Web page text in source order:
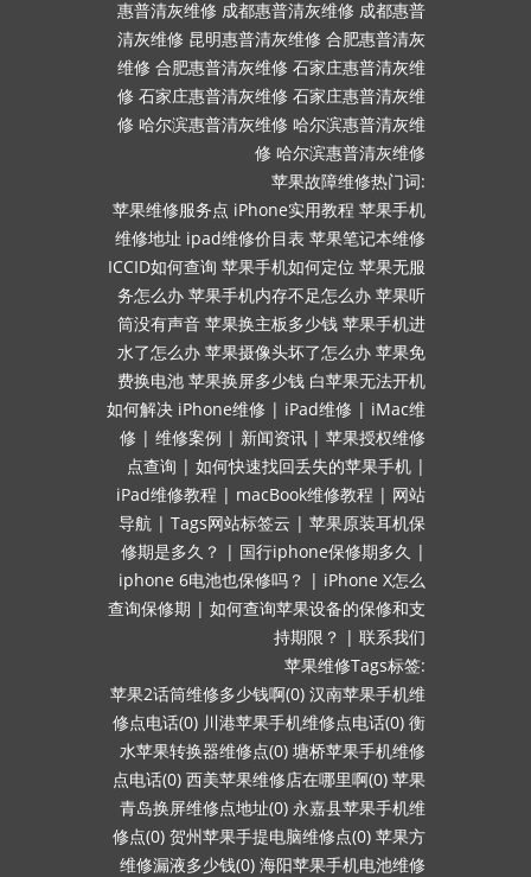
惠普清灰维修 成都惠普清灰维修 成都惠普
清灰维修 昆明惠普清灰维修 合肥惠普清灰
维修 合肥惠普清灰维修 石家庄惠普清灰维
修 石家庄惠普清灰维修 石家庄惠普清灰维
修 哈尔滨惠普清灰维修 哈尔滨惠普清灰维
修 哈尔滨惠普清灰维修
苹果故障维修热门词:
苹果维修服务点 iPhone实用教程 苹果手机
维修地址 ipad维修价目表 苹果笔记本维修
ICCID如何查询 苹果手机如何定位 苹果无服
务怎么办 苹果手机内存不足怎么办 苹果听
筒没有声音 苹果换主板多少钱 苹果手机进
水了怎么办 苹果摄像头坏了怎么办 苹果免
费换电池 苹果换屏多少钱 白苹果无法开机
如何解决 iPhone维修 | iPad维修 | iMac维
修 | 维修案例 | 新闻资讯 | 苹果授权维修
点查询 | 如何快速找回丢失的苹果手机 |
iPad维修教程 | macBook维修教程 | 网站
导航 | Tags网站标签云 | 苹果原装耳机保
修期是多久？ | 国行iphone保修期多久 |
iphone 6电池也保修吗？ | iPhone X怎么
查询保修期 | 如何查询苹果设备的保修和支
持期限？ | 联系我们
苹果维修Tags标签:
苹果2话筒维修多少钱啊(0) 汉南苹果手机维
修点电话(0) 川港苹果手机维修点电话(0) 衡
水苹果转换器维修点(0) 塘桥苹果手机维修
点电话(0) 西美苹果维修店在哪里啊(0) 苹果
青岛换屏维修点地址(0) 永嘉县苹果手机维
修点(0) 贺州苹果手提电脑维修点(0) 苹果方
维修漏液多少钱(0) 海阳苹果手机电池维修